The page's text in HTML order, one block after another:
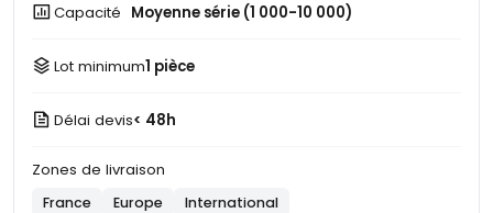
Capacité Moyenne série (1 000-10 000)
Lot minimum1 pièce
Délai devis< 48h
Zones de livraison
France Europe International